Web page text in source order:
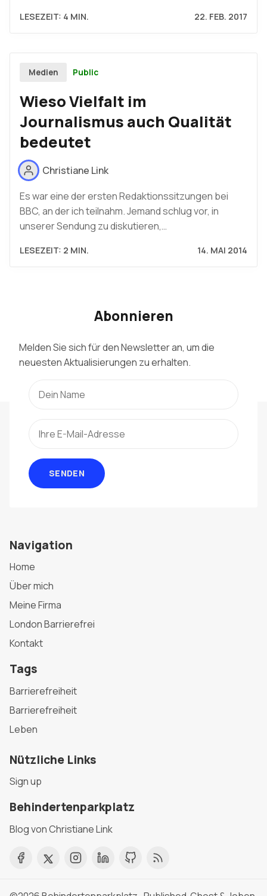
LESEZEIT: 4 MIN. 22. FEB. 2017
Medien Public
Wieso Vielfalt im
Journalismus auch Qualität
bedeutet
Christiane Link
Es war eine der ersten Redaktionssitzungen bei
BBC, an der ich teilnahm. Jemand schlug vor, in
unserer Sendung zu diskutieren,…
LESEZEIT: 2 MIN. 14. MAI 2014
Abonnieren
Melden Sie sich für den Newsletter an, um die
neuesten Aktualisierungen zu erhalten.
SENDEN
Navigation
Home
Über mich
Meine Firma
London Barrierefrei
Kontakt
Tags
Barrierefreiheit
Barrierefreiheit
Leben
Nützliche Links
Sign up
Behindertenparkplatz
Blog von Christiane Link